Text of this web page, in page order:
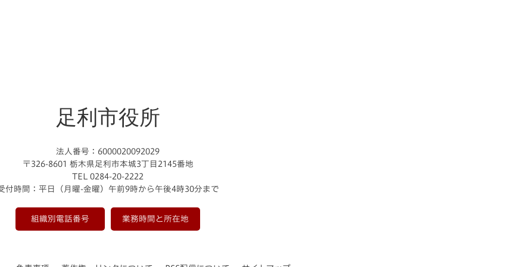
足利市役所
法人番号：6000020092029
〒326-8601 栃木県足利市本城3丁目2145番地
TEL 0284-20-2222
付時間：平日（月曜-金曜）午前9時から午後4時30分まで
組織別電話番号 業務時間と所在地